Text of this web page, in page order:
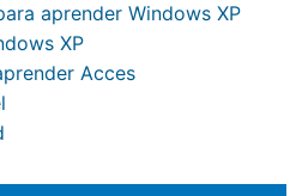
aprender Windows XP
XP
Acces